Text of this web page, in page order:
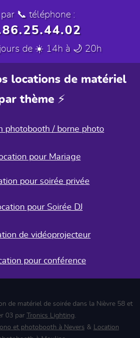
📞 téléphone :
de ☀️ 14h à 🌙 20h
locations de matériel
thème ⚡
photobooth / borne photo
pour Mariage
pour soirée privée
pour Soirée DJ
de vidéoprojecteur
pour conférence
de matériel de soirée dans la Nièvre 58 et
03 par
Tronics Lighting.
et photobooth à Nevers & Location